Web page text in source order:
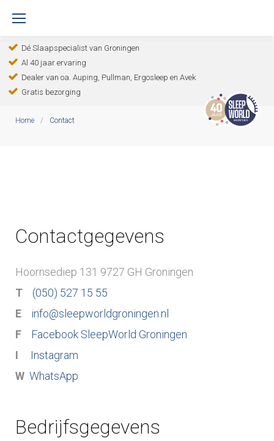
Dé Slaapspecialist van Groningen
Al 40 jaar ervaring
Dealer van oa. Auping, Pullman, Ergosleep en Avek
Gratis bezorging
Home / Contact
Contactgegevens
Hoornsediep 131 9727 GH Groningen
T
(050) 527 15 55
E
info@sleepworldgroningen.nl
F
Facebook SleepWorld Groningen
I
Instagram
W WhatsApp
Bedrijfsgegevens